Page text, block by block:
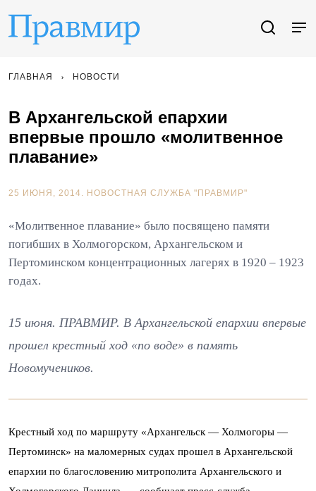
ГЛАВНАЯ НОВОСТИ
В Архангельской епархии
впервые прошло «молитвенное
плавание»
25 ИЮНЯ, 2014. НОВОСТНАЯ СЛУЖБА "ПРАВМИР"
«Молитвенное плавание» было посвящено памяти
погибших в Холмогорском, Архангельском и
Пертоминском концентрационных лагерях в 1920 – 1923
годах.
15 июня. ПРАВМИР. В Архангельской епархии впервые
прошел крестный ход «по воде» в память
Новомучеников.
Крестный ход по маршруту «Архангельск — Холмогоры —
Пертоминск» на маломерных судах прошел в Архангельской
епархии по благословению митрополита Архангельского и